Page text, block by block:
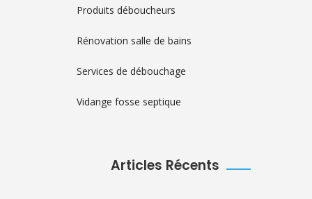
Produits déboucheurs
Rénovation salle de bains
Services de débouchage
Vidange fosse septique
Articles Récents